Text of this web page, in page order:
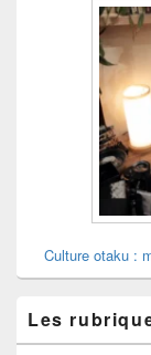
Culture otaku :
Les